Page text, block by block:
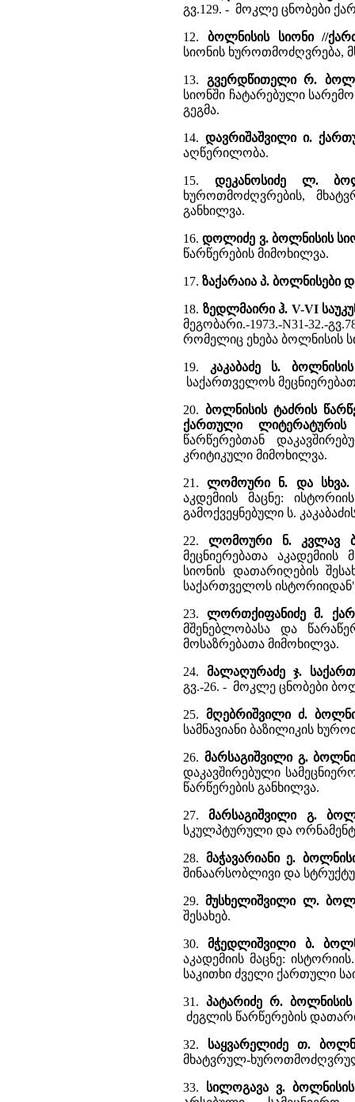
გვ.129. - მოკლე ცნობები
12. ბოლნისის სიონი //
სიონის ხუროთმოძღვრება,
13. გვერდწითელი რ.
სიონში ჩატარებული
გეგმა.
14. დავრიშაშვილი ი.
აღწერილობა.
15. დეკანოსიძე ლ.
ხუროთმოძღვრების,
განხილვა.
16.დოლიძე ვ. ბოლნისის
წარწერების მიმოხილვა.
17. ზაქარაია პ. ბოლნისები
18. ზედლმაირი ჰ. V-VI
მეგობარი.-1973.-N31-
რომელიც ეხება ბოლნისის
19. კაკაბაძე ს.
საქართველოს
20.ბოლნისის ტაძრის
ქართული ლიტერატურის
წარწერებთან
კრიტიკული მიმოხილვა.
21.ლომოური ნ. და სხვა.
აკდემიის მაცნე:
გამოქვეყნებული ს.
22.ლომოური ნ. კვლავ
მეცნიერებათა აკადემიის
სიონის დათარიღების
საქართველოს
23. ლორთქიფანიძე მ.
მშენებლობასა და
მოსაზრებათა მიმოხილვა.
24. მალაღურაძე ჯ.
გვ.-26. - მოკლე ცნობები
25. მღებრიშვილი ძ.
სამნავიანი ბაზილიკის
26. მარსაგიშვილი გ.
დაკავშირებული
წარწერების განხილვა.
27.მარსაგიშვილი გ.
სკულპტურული და
28. მაჭავარიანი ე.
შინაარსობლივი და
29.მუსხელიშვილი ლ.
შესახებ.
30.მჭედლიშვილი ბ.
აკადემიის მაცნე:
საკითხი ძველი ქართული
31. პატარიძე რ. ბოლნისის
ძეგლის წარწერების
32. საყვარელიძე თ.
მხატვრულ-
33. სილოგავა ვ.